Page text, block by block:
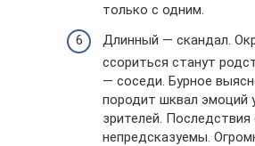
только с одним.
Длинный — скандал.
ссориться станут
— соседи. Бурное
породит шквал эмоций
зрителей. Последствия
непредсказуемы.